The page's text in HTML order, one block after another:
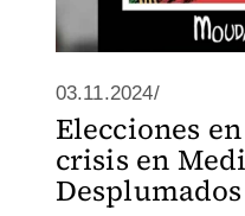
03.11.2024/
Elecciones
crisis en